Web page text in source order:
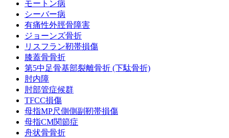
モートン病
シーバー病
有痛性外脛骨障害
ジョーンズ骨折
リスフラン靭帯損傷
膝蓋骨骨折
第5中足骨基部裂離骨折 (下駄骨折)
肘内障
肘部管症候群
TFCC損傷
母指MP尺側側副靭帯損傷
母指CM関節症
舟状骨骨折